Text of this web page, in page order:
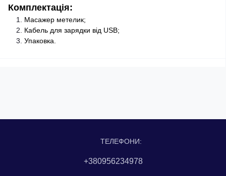
Комплектація:
Масажер метелик;
Кабель для зарядки від USB;
Упаковка.
ТЕЛЕФОНИ:
+380956234978